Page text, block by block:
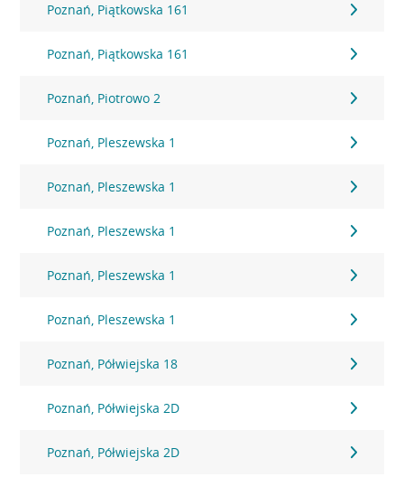
Poznań, Piątkowska 161
Poznań, Piątkowska 161
Poznań, Piotrowo 2
Poznań, Pleszewska 1
Poznań, Pleszewska 1
Poznań, Pleszewska 1
Poznań, Pleszewska 1
Poznań, Pleszewska 1
Poznań, Półwiejska 18
Poznań, Półwiejska 2D
Poznań, Półwiejska 2D